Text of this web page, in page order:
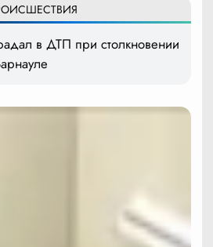
в ДТП при столкновении